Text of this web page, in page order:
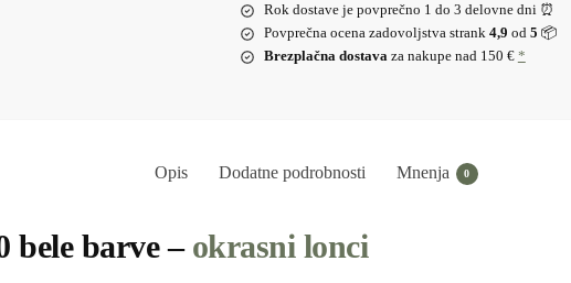
Rok dostave je povprečno 1 do 3 delovne dni ⏰
Povprečna ocena zadovoljstva strank 4,9 od 5 📦
Brezplačna dostavaza nakupe nad 150 € *
Opis Dodatne podrobnosti Mnenja 0
bele barve – okrasni lonci